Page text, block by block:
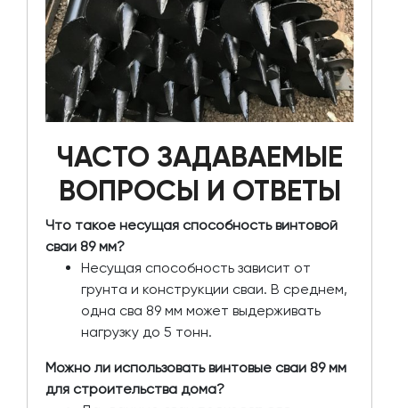
ЧАСТО ЗАДАВАЕМЫЕ
ВОПРОСЫ И ОТВЕТЫ
Что такое несущая способность винтовой
сваи 89 мм?
Несущая способность зависит от
грунта и конструкции сваи. В среднем,
одна сва 89 мм может выдерживать
нагрузку до 5 тонн.
Можно ли использовать винтовые сваи 89 мм
для строительства дома?